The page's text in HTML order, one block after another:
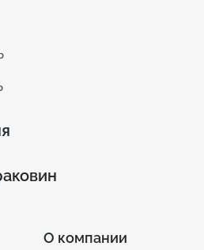
О компании